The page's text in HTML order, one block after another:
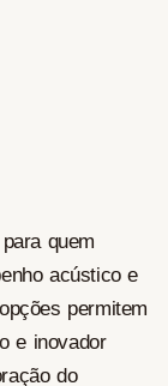
quem
acústico e
permitem
e inovador
do